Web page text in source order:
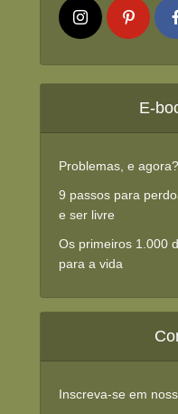
E-
Problemas, e agora?
9 passos para
e ser livre
Os primeiros 1.000
para a vida
Inscreva-se em